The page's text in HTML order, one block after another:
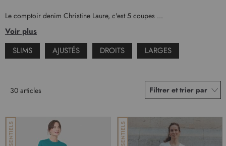
Le comptoir denim Christine Laure, c'est 5 coupes ...
Voir plus
SLIMS
AJUSTÉS DROITS LARGES
30 articles Filtrer et trier par